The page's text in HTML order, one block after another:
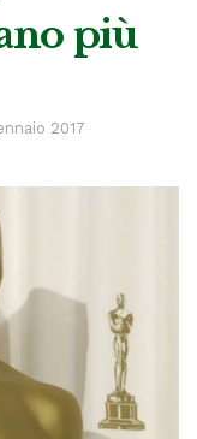
più
2017